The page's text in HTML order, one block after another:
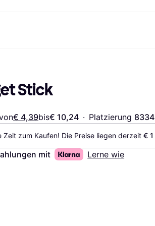
Klarna Guthaben
Gesundheit
& Accessoires
& Bau
Garten & Außenbereich
Küchengeräte
Haushaltsgeräte
Bücher, Filme & Musik
Stick
€ 4,39bis€ 10,24 · Platzierung 8334
Zeit zum Kaufen! Die Preise liegen derzeit € 1
mit Lerne wie